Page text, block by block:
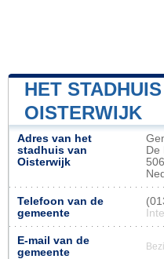
HET
OISTERWIJK
Adres van het
stadhuis van
Oisterwijk
De
Telefoon van de
gemeente
E-mail van de
gemeente